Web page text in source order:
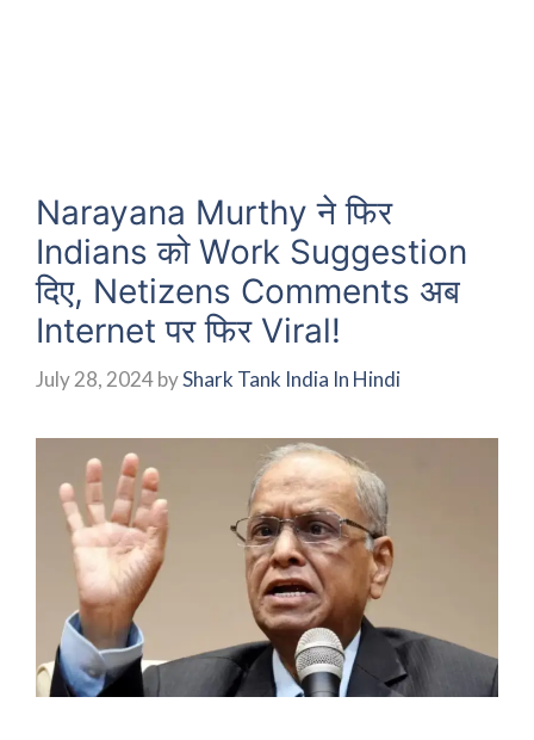
Narayana Murthy ने फिर
Indians को Work Suggestion
दिए, Netizens Comments अब
Internet पर फिर Viral!
July 28, 2024byShark Tank India In Hindi